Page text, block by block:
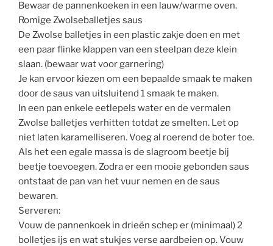
Bewaar de pannenkoeken in een lauw/warme oven.
Romige Zwolseballetjes saus
De Zwolse balletjes in een plastic zakje doen en met
een paar flinke klappen van een steelpan deze klein
slaan. (bewaar wat voor garnering)
Je kan ervoor kiezen om een bepaalde smaak te maken
door de saus van uitsluitend 1 smaak te maken.
In een pan enkele eetlepels water en de vermalen
Zwolse balletjes verhitten totdat ze smelten. Let op
niet laten karamelliseren. Voeg al roerend de boter toe.
Als het een egale massa is de slagroom beetje bij
beetje toevoegen. Zodra er een mooie gebonden saus
ontstaat de pan van het vuur nemen en de saus
bewaren.
Serveren:
Vouw de pannenkoek in drieën schep er (minimaal) 2
bolletjes ijs en wat stukjes verse aardbeien op. Vouw